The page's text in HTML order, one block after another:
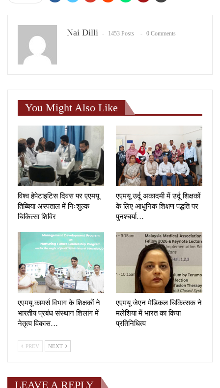
Nai Dilli 1453 Posts 0 Comments
You Might Also Like
विश्व हेपेटाइटिस दिवस पर एएमयू
तिब्बिया अस्पताल में निःशुल्क
चिकित्सा शिविर
एएमयू उर्दू अकादमी में उर्दू शिक्षकों
के लिए आधुनिक शिक्षण पद्धति पर
पुनश्चर्या…
एएमयू कामर्स विभाग के शिक्षकों ने
भारतीय प्रबंध संस्थान शिलांग में
नेतृत्व विकास…
एएमयू जेएन मेडिकल चिकित्सक ने
मलेशिया में भारत का किया
प्रतिनिधित्व
PREV NEXT
LEAVE A REPLY